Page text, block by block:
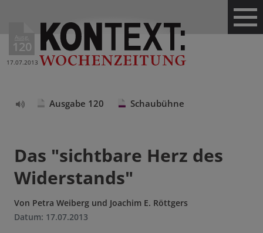
Ausg.
120
17.07.2013
Ausgabe 120 Schaubühne
Das "sichtbare Herz des
Widerstands"
Von Petra Weiberg und Joachim E. Röttgers
Datum: 17.07.2013